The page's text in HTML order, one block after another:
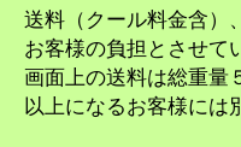
送料（クール料金含）
お客様の負担とさせて
画面上の送料は総重量
以上になるお客様には